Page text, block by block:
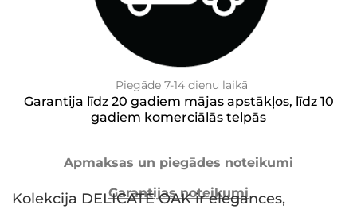
Piegāde 7-14 dienu laikā
Garantija līdz 20 gadiem mājas apstākļos, līdz 10
gadiem komerciālās telpās
Apmaksas un piegādes noteikumi
Garantijas noteikumi
Kolekcija DELICATE OAK ir elegances,